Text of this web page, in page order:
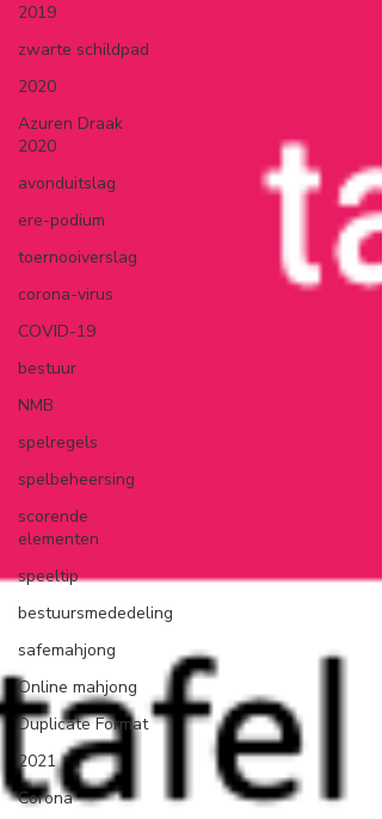
2019
zwarte schildpad
2020
Azuren Draak
2020
avonduitslag
ere-podium
toernooiverslag
corona-virus
COVID-19
bestuur
NMB
spelregels
spelbeheersing
scorende
elementen
speeltip
bestuursmededeling
safemahjong
Online mahjong
Duplicate Format
2021
Corona